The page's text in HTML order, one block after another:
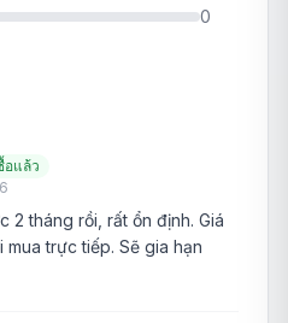
0
อแล้ว
2 tháng rồi, rất ổn định. Giá
mua trực tiếp. Sẽ gia hạn